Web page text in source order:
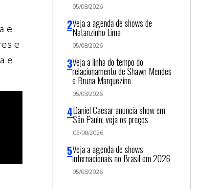
e
e
e
05/08/2026
Veja a agenda de shows de
Natanzinho Lima
05/08/2026
Veja a linha do tempo do
relacionamento de Shawn Mendes
e Bruna Marquezine
05/08/2026
Daniel Caesar anuncia show em
São Paulo; veja os preços
03/08/2026
Veja a agenda de shows
internacionais no Brasil em 2026
05/08/2026